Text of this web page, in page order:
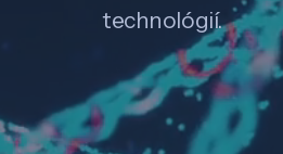
technológií.